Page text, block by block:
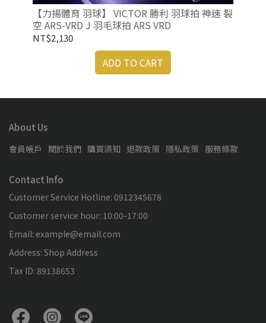
【力揚體育 羽球】 VICTOR 勝利 羽球拍 神速 裂
空 ARS-VRD J 羽毛球拍 ARS VRD
NT$2,130
ADD TO CART
About Us
會員帳戶 關於我們 購買須知 退款政策 隱私政策 服務條款
Contact Info
Customer Service Hotline: 0912345678
Customer service hour: 10:00-17:00
Email: example@email.com
Address: Shop Address
Tax ID: 89138653